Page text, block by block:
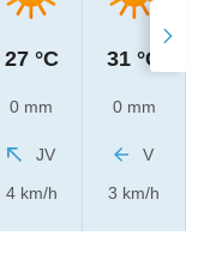
27 °C
0 mm
JV
4 km/h
31 °C
0 mm
V
3 km/h